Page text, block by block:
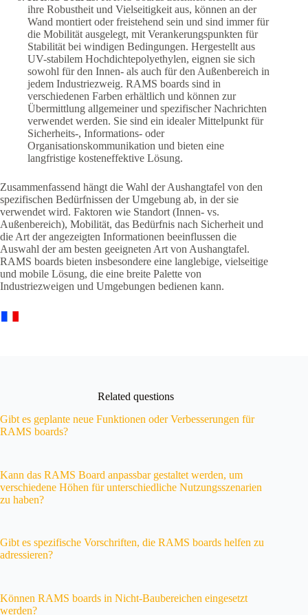
ihre Robustheit und Vielseitigkeit aus, können an der
Wand montiert oder freistehend sein und sind immer für
die Mobilität ausgelegt, mit Verankerungspunkten für
Stabilität bei windigen Bedingungen. Hergestellt aus
UV-stabilem Hochdichtepolyethylen, eignen sie sich
sowohl für den Innen- als auch für den Außenbereich in
jedem Industriezweig. RAMS boards sind in
verschiedenen Farben erhältlich und können zur
Übermittlung allgemeiner und spezifischer Nachrichten
verwendet werden. Sie sind ein idealer Mittelpunkt für
Sicherheits-, Informations- oder
Organisationskommunikation und bieten eine
langfristige kosteneffektive Lösung.
Zusammenfassend hängt die Wahl der Aushangtafel von den
spezifischen Bedürfnissen der Umgebung ab, in der sie
verwendet wird. Faktoren wie Standort (Innen- vs.
Außenbereich), Mobilität, das Bedürfnis nach Sicherheit und
die Art der angezeigten Informationen beeinflussen die
Auswahl der am besten geeigneten Art von Aushangtafel.
RAMS boards bieten insbesondere eine langlebige, vielseitige
und mobile Lösung, die eine breite Palette von
Industriezweigen und Umgebungen bedienen kann.
Related questions
Gibt es geplante neue Funktionen oder Verbesserungen für
RAMS boards?
Kann das RAMS Board anpassbar gestaltet werden, um
verschiedene Höhen für unterschiedliche Nutzungsszenarien
zu haben?
Gibt es spezifische Vorschriften, die RAMS boards helfen zu
adressieren?
Können RAMS boards in Nicht-Baubereichen eingesetzt
werden?